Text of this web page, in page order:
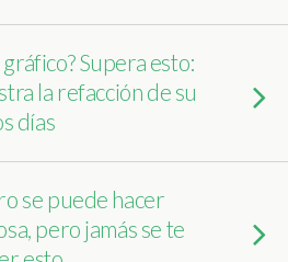
Supera esto:
la refacción de su
días
se puede hacer
pero jamás se te